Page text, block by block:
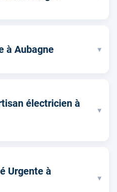
à Aubagne ▾
électricien à
▾
Urgente à
▾